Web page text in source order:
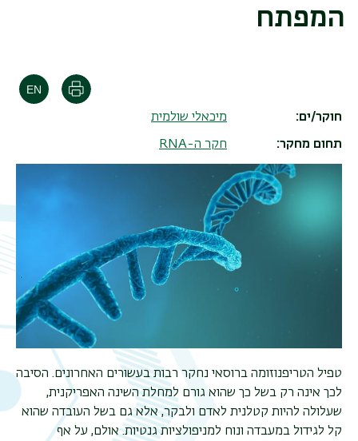
המפתח
הדפסה
חוקר/ים
מיכאלי שולמית
תחום מחקר חקר ה-RNA
טפיל הטריפנוזומה ברוסאי נחקר רבות בעשורים האחרונים. הסיבה
לכך אינה רק בשל כך שהוא גורם למחלת השינה האפריקנית,
שעלולה להיות קטלנית לאדם ולבקר, אלא גם בשל העובדה שהוא
קל לגידול במעבדה ונוח למניפולציות גנטיות. אולם, על אף